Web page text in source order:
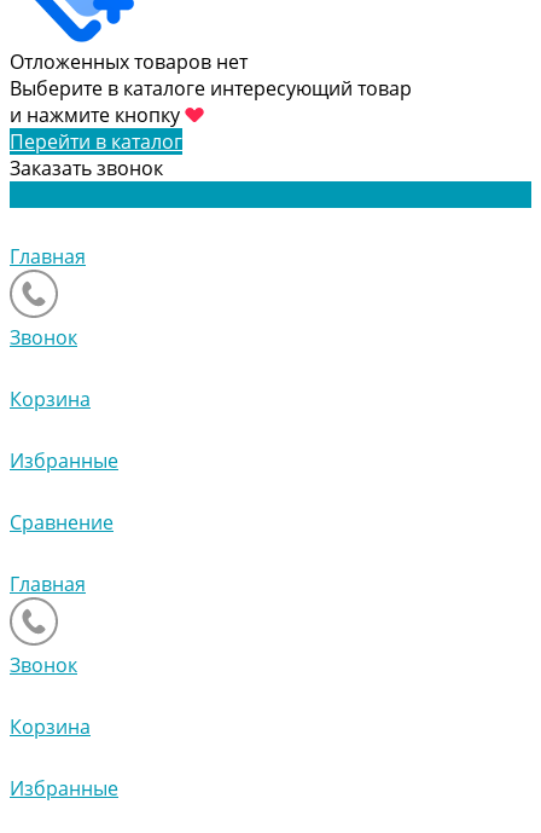
Отложенных товаров нет
Выберите в каталоге интересующий товар
и нажмите кнопку
Перейти в каталог
Заказать звонок
Главная
Звонок
Корзина
Избранные
Сравнение
Главная
Звонок
Корзина
Избранные